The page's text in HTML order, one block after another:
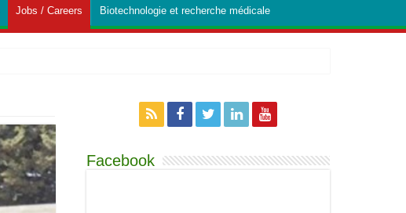
Jobs / Careers Biotechnologie et recherche médicale
Facebook